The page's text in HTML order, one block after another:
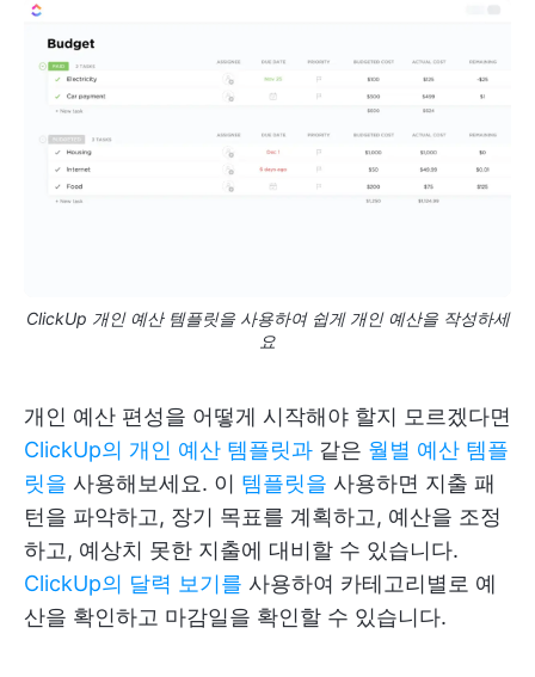
ClickUp 개인 예산 템플릿을 사용하여 쉽게 개인 예산을 작성하세
요
개인 예산 편성을 어떻게 시작해야 할지 모르겠다면
ClickUp의 개인 예산 템플릿과 같은 월별 예산 템플
릿을 사용해보세요. 이 템플릿을 사용하면 지출 패
턴을 파악하고, 장기 목표를 계획하고, 예산을 조정
하고, 예상치 못한 지출에 대비할 수 있습니다.
ClickUp의 달력 보기를 사용하여 카테고리별로 예
산을 확인하고 마감일을 확인할 수 있습니다.